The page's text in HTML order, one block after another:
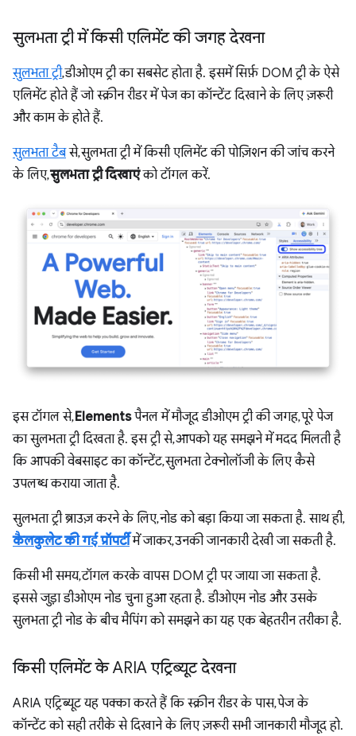
सुलभता ट्री में किसी एलिमेंट की जगह देखना
सुलभता ट्री, डीओएम ट्री का सबसेट होता है. इसमें सिर्फ़ DOM ट्री के ऐसे
एलिमेंट होते हैं जो स्क्रीन रीडर में पेज का कॉन्टेंट दिखाने के लिए ज़रूरी
और काम के होते हैं.
सुलभता टैबसे, सुलभता ट्री में किसी एलिमेंट की पोज़िशन की जांच करने
के लिए,सुलभता ट्री दिखाएंको टॉगल करें.
इस टॉगल से,Elementsपैनल में मौजूद डीओएम ट्री की जगह, पूरे पेज
का सुलभता ट्री दिखता है. इस ट्री से, आपको यह समझने में मदद मिलती है
कि आपकी वेबसाइट का कॉन्टेंट, सुलभता टेक्नोलॉजी के लिए कैसे
उपलब्ध कराया जाता है.
सुलभता ट्री ब्राउज़ करने के लिए, नोड को बड़ा किया जा सकता है. साथ ही,
कैलकुलेट की गई प्रॉपर्टीमें जाकर, उनकी जानकारी देखी जा सकती है.
किसी भी समय, टॉगल करके वापस DOM ट्री पर जाया जा सकता है.
इससे जुड़ा डीओएम नोड चुना हुआ रहता है. डीओएम नोड और उसके
सुलभता ट्री नोड के बीच मैपिंग को समझने का यह एक बेहतरीन तरीका है.
किसी एलिमेंट के ARIA एट्रिब्यूट देखना
ARIA एट्रिब्यूट यह पक्का करते हैं कि स्क्रीन रीडर के पास, पेज के
कॉन्टेंट को सही तरीके से दिखाने के लिए ज़रूरी सभी जानकारी मौजूद हो.